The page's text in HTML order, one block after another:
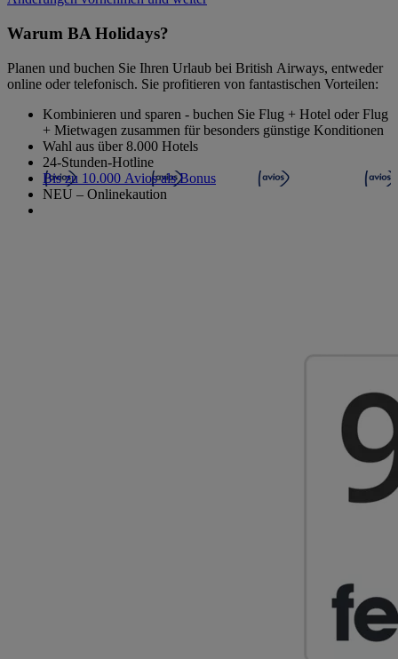
Warum BA Holidays?
Planen und buchen Sie Ihren Urlaub bei British Airways, entweder
online oder telefonisch. Sie profitieren von fantastischen Vorteilen:
Kombinieren und sparen - buchen Sie Flug + Hotel oder Flug
+ Mietwagen zusammen für besonders günstige Konditionen
Wahl aus über 8.000 Hotels
24-Stunden-Hotline
Bis zu 10.000 Avios als Bonus
NEU – Onlinekaution